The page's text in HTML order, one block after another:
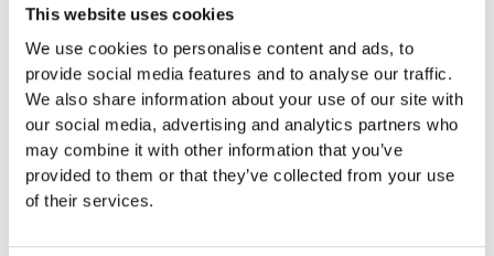
This website uses cookies
We use cookies to personalise content and ads, to
provide social media features and to analyse our traffic.
We also share information about your use of our site with
our social media, advertising and analytics partners who
may combine it with other information that you’ve
provided to them or that they’ve collected from your use
of their services.
meter
Nordic rubber safe tiles 40
mm – fallhöjd upp till 1,5 m
Nordic rubber safe tiles 55
mm – fallhöjd upp till 2,1 m
Nordic rubber safe tiles 75